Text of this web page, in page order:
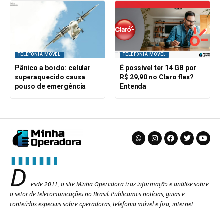
TELEFONIA MÓVEL
Pânico a bordo: celular
superaquecido causa
pouso de emergência
TELEFONIA MÓVEL
É possível ter 14 GB por
R$ 29,90 no Claro flex?
Entenda
D
esde 2011, o site Minha Operadora traz informação e análise sobre
o setor de telecomunicações no Brasil. Publicamos notícias, guias e
conteúdos especiais sobre operadoras, telefonia móvel e fixa, internet